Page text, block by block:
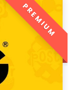
PREMIUM